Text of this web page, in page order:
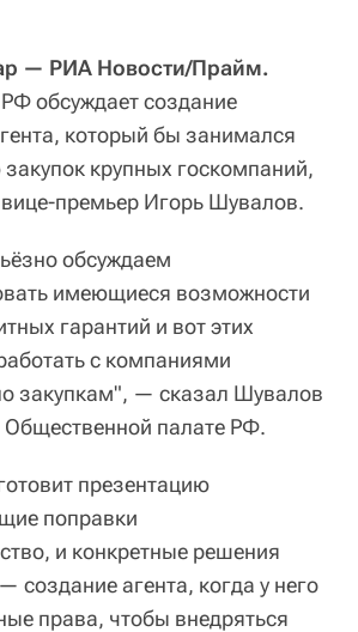
— РИА Новости/Прайм.
обсуждает создание
который бы занимался
крупных госкомпаний,
премьер Игорь Шувалов.
обсуждаем
имеющиеся возможности
гарантий и вот этих
с компаниями
закупкам", — сказал Шувалов
Общественной палате РФ.
презентацию
поправки
и конкретные решения
создание агента, когда у него
права, чтобы внедряться